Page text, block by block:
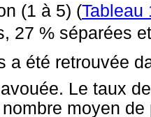
(1 à 5) (Tableau
27 % séparées
a été retrouvée
Le taux
moyen